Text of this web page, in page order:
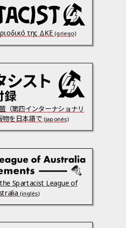
της ΔΚΕ (griego)
（第四インターナショナリ
物を日本語で (japonés)
Spartacist League of
(inglés)